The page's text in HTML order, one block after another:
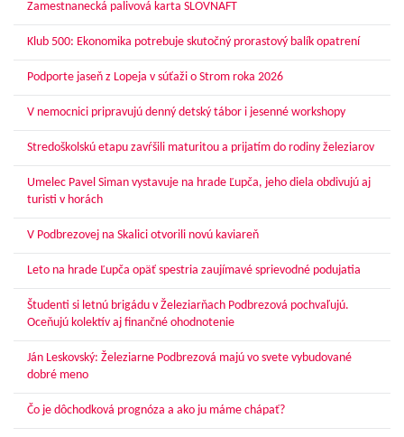
Zamestnanecká palivová karta SLOVNAFT
Klub 500: Ekonomika potrebuje skutočný prorastový balík opatrení
Podporte jaseň z Lopeja v súťaži o Strom roka 2026
V nemocnici pripravujú denný detský tábor i jesenné workshopy
Stredoškolskú etapu zavŕšili maturitou a prijatím do rodiny železiarov
Umelec Pavel Siman vystavuje na hrade Ľupča, jeho diela obdivujú aj
turisti v horách
V Podbrezovej na Skalici otvorili novú kaviareň
Leto na hrade Ľupča opäť spestria zaujímavé sprievodné podujatia
Študenti si letnú brigádu v Železiarňach Podbrezová pochvaľujú.
Oceňujú kolektív aj finančné ohodnotenie
Ján Leskovský: Železiarne Podbrezová majú vo svete vybudované
dobré meno
Čo je dôchodková prognóza a ako ju máme chápať?